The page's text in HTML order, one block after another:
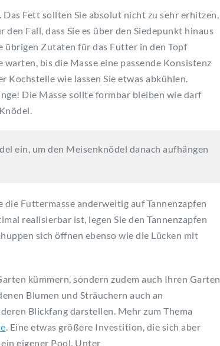
Fett sollten Sie absolut nicht zu sehr erhitzen,
Fall, dass Sie es über den Siedepunkt hinaus
übrigen Zutaten für das Futter in den Topf
bis die Masse eine passende Konsistenz
Kochstelle wie lassen Sie etwas abkühlen.
Die Masse sollte formbar bleiben wie darf
ein, um den Meisenknödel danach aufhängen
Futtermasse anderweitig auf Tannenzapfen
realisierbar ist, legen Sie den Tannenzapfen
sich öffnen ebenso wie die Lücken mit
kümmern, sondern zudem auch Ihren Garten
Blumen und Sträuchern auch an
Blickfang darstellen. Mehr zum Thema
. Eine etwas größere Investition, die sich aber
eigener Pool. Unter